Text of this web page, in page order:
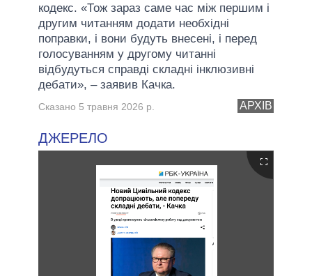
кодекс. «Тож зараз саме час між першим і
другим читанням додати необхідні
поправки, і вони будуть внесені, і перед
голосуванням у другому читанні
відбудуться справді складні інклюзивні
дебати», – заявив Качка.
АРХІВ
Сказано 5 травня 2026 р.
ДЖЕРЕЛО